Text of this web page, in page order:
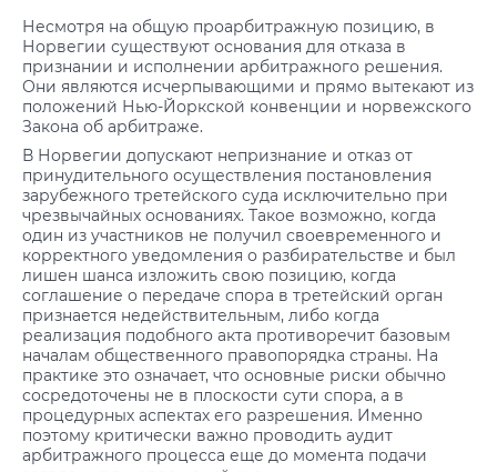
Несмотря на общую проарбитражную позицию, в
Норвегии существуют основания для отказа в
признании и исполнении арбитражного решения.
Они являются исчерпывающими и прямо вытекают из
положений Нью-Йоркской конвенции и норвежского
Закона об арбитраже.
В Норвегии допускают непризнание и отказ от
принудительного осуществления постановления
зарубежного третейского суда исключительно при
чрезвычайных основаниях. Такое возможно, когда
один из участников не получил своевременного и
корректного уведомления о разбирательстве и был
лишен шанса изложить свою позицию, когда
соглашение о передаче спора в третейский орган
признается недействительным, либо когда
реализация подобного акта противоречит базовым
началам общественного правопорядка страны. На
практике это означает, что основные риски обычно
сосредоточены не в плоскости сути спора, а в
процедурных аспектах его разрешения. Именно
поэтому критически важно проводить аудит
арбитражного процесса еще до момента подачи